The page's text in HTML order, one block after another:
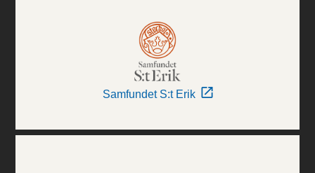
Samfundet S:t Erik